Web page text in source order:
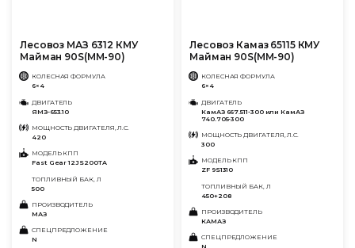
Лесовоз МАЗ 6312 КМУ
Майман 90S(MM-90)
КОЛЕСНАЯ ФОРМУЛА
6×4
ДВИГАТЕЛЬ
ЯМЗ-653.10
МОЩНОСТЬ ДВИГАТЕЛЯ, Л.С.
420
МОДЕЛЬ КПП
Fast Gear 12JS200TA
ТОПЛИВНЫЙ БАК, Л
500
ПРОИЗВОДИТЕЛЬ
МАЗ
СПЕЦПРЕДЛОЖЕНИЕ
N
Лесовоз Камаз 65115 КМУ
Майман 90S(MM-90)
КОЛЕСНАЯ ФОРМУЛА
6×4
ДВИГАТЕЛЬ
КамАЗ 667.511-300 или КамАЗ
740.705-300
МОЩНОСТЬ ДВИГАТЕЛЯ, Л.С.
300
МОДЕЛЬ КПП
ZF 9S1310
ТОПЛИВНЫЙ БАК, Л
450+208
ПРОИЗВОДИТЕЛЬ
КАМАЗ
СПЕЦПРЕДЛОЖЕНИЕ